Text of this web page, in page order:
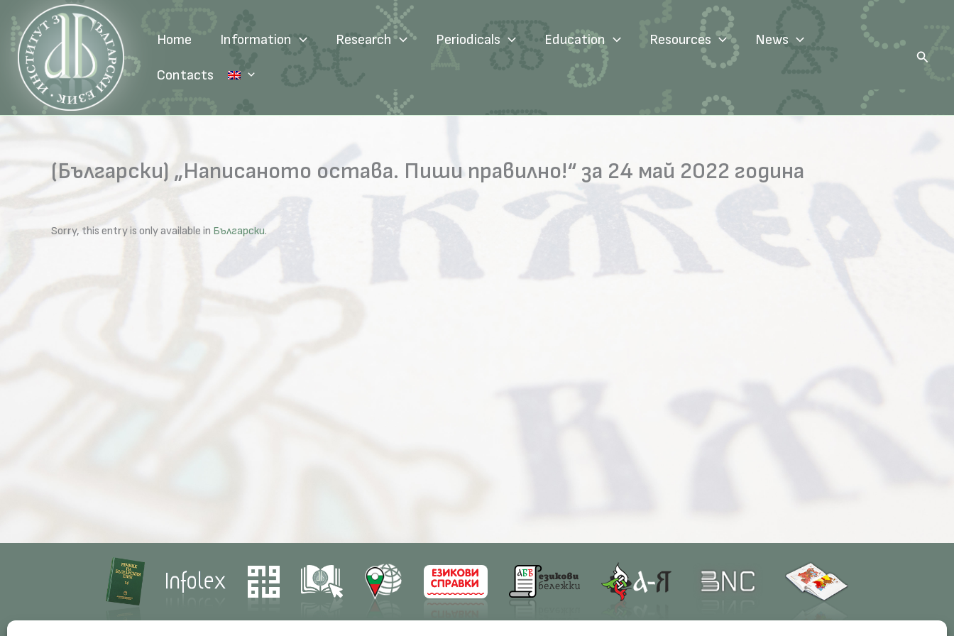
content
Home Information Research Periodicals Education Resources News
Contacts
Search
(Български) „Написаното остава. Пиши правилно!“ за 24 май 2022 година
Sorry, this entry is only available in Български.